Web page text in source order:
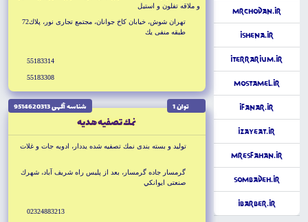
MrChodan.ir
iShena.ir
iTerrarium.ir
Mostamel.ir
iFanar.ir
iZayeat.ir
MrEsfahan.ir
Sombadeh.ir
iBarber.ir
و ملاقه تفلون و استيل
تهران شوش، خيابان كاخ جوانان، مجتمع تجارى نور، پلاك72
طبقه منفى يك
55183314
55183308
توان 1 شناسه آگهى 9514620313
نمك تصفيه هديه
توليد و بسته بندى نمك تصفيه شده يددار، ادويه جات و غلات
گرمسار جاده گرمسار، بعد از پليس راه شريف آباد، شهرك
صنعتى ايوانكي
02324883213